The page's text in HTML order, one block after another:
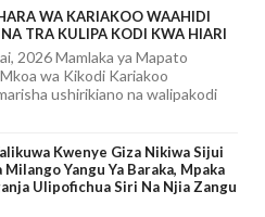
WA KARIAKOO WAAHIDI
TRA KULIPA KODI KWA HIARI
2026 Mamlaka ya Mapato
wa Kikodi Kariakoo
ushirikiano na walipakodi
Kwenye Giza Nikiwa Sijui
Yangu Ya Baraka, Mpaka
Ulipofichua Siri Na Njia Zangu